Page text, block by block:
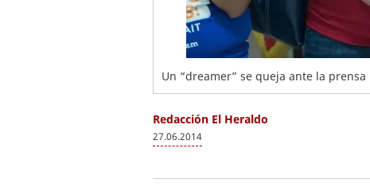
Un “dreamer” se queja ante la
Redacción El Heraldo
27.06.2014